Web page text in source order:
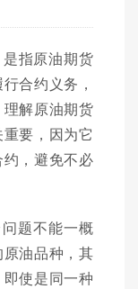
指原油期货
合约义务，
解原油期货
要，因为它
，避免不必
题不能一概
油品种，其
使是同一种